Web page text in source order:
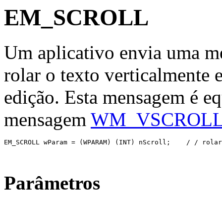
EM_SCROLL
Um aplicativo envia uma
rolar o texto verticalmente
edição. Esta mensagem é
mensagem
EM_SCROLL wParam = (WPARAM) (INT) nScroll;
Parâmetros